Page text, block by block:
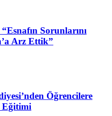
Sorunlarını
Arz Ettik”
Öğrencilere
Eğitimi